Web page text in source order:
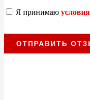
Я принимаю